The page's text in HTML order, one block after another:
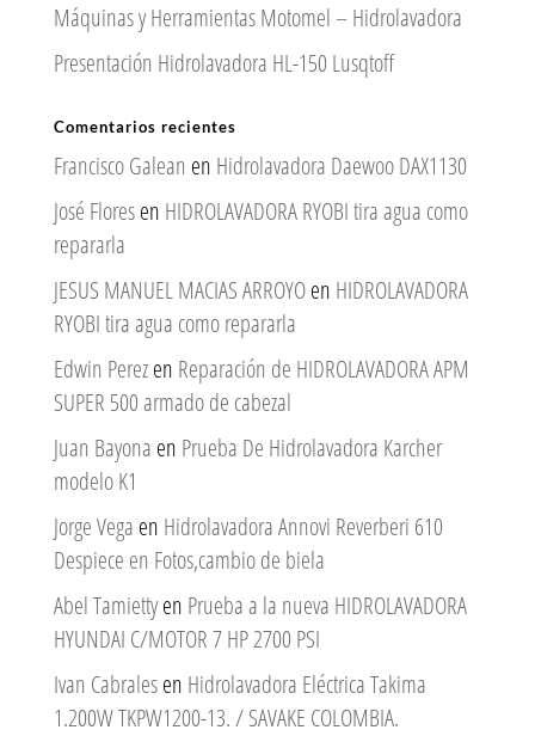
Máquinas y Herramientas Motomel – Hidrolavadora
Presentación Hidrolavadora HL-150 Lusqtoff
Comentarios recientes
Francisco Galean en Hidrolavadora Daewoo DAX1130
José Floresen HIDROLAVADORA RYOBI tira agua como
repararla
JESUS MANUEL MACIAS ARROYOen HIDROLAVADORA
RYOBI tira agua como repararla
Edwin Perezen Reparación de HIDROLAVADORA APM
SUPER 500 armado de cabezal
Juan Bayona en Prueba De Hidrolavadora Karcher
modelo K1
Jorge Vega en Hidrolavadora Annovi Reverberi 610
Despiece en Fotos,cambio de biela
Abel Tamiettyen Prueba a la nueva HIDROLAVADORA
HYUNDAI C/MOTOR 7 HP 2700 PSI
Ivan Cabralesen Hidrolavadora Eléctrica Takima
1.200W TKPW1200-13. / SAVAKE COLOMBIA.